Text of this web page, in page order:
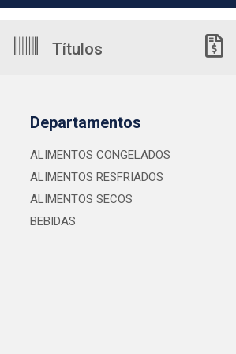
Títulos
Departamentos
ALIMENTOS CONGELADOS
ALIMENTOS RESFRIADOS
ALIMENTOS SECOS
BEBIDAS